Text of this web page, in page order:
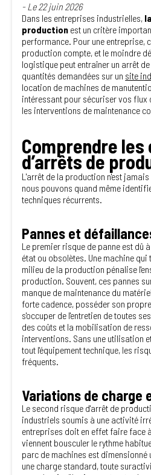
Dans les entreprises industrielles,
production est un critère
performance. Pour une entreprise,
production compte, et le moindre
logistique peut entraîner un arrêt
quantités demandées sur un site
location de machines de
intéressant pour sécuriser vos
les interventions de maintenance
Comprendre les
d’arrêts de
L'arrêt de la production n'est
nous pouvons quand même
techniques récurrents.
Pannes et
Le premier risque de panne est dû
état ou obsolètes. Une machine qui
milieu de la production pénalise
production. Souvent, ces pannes
manque de maintenance du
forte cadence, posséder son
s'occuper de l'entretien de toutes
des coûts et la mobilisation de
interventions. Sans une utilisation
tout l'équipement technique, les
fréquents.
Variations de charge
Le second risque d'arrêt de
industriels soumis à une activité
entreprises doit en effet faire face
viennent bousculer le rythme
parc de machines est
une charge standard, toute
- Le 22 juin 2026